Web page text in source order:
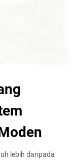
lebih daripada